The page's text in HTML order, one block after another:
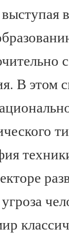
В этом